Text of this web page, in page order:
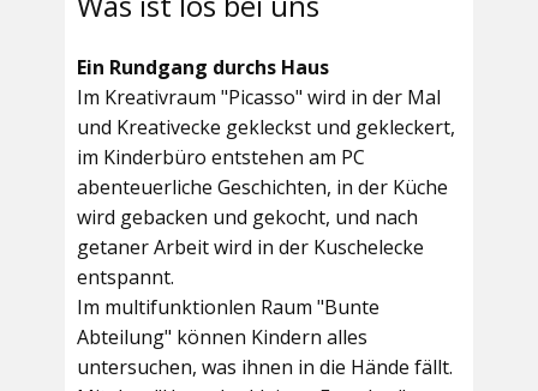
Ein Rundgang durchs Haus
Im Kreativraum "Picasso" wird in der Mal
und Kreativecke gekleckst und gekleckert,
im Kinderbüro entstehen am PC
abenteuerliche Geschichten, in der Küche
wird gebacken und gekocht, und nach
getaner Arbeit wird in der Kuschelecke
entspannt.
Im multifunktionlen Raum "Bunte
Abteilung" können Kindern alles
untersuchen, was ihnen in die Hände fällt.